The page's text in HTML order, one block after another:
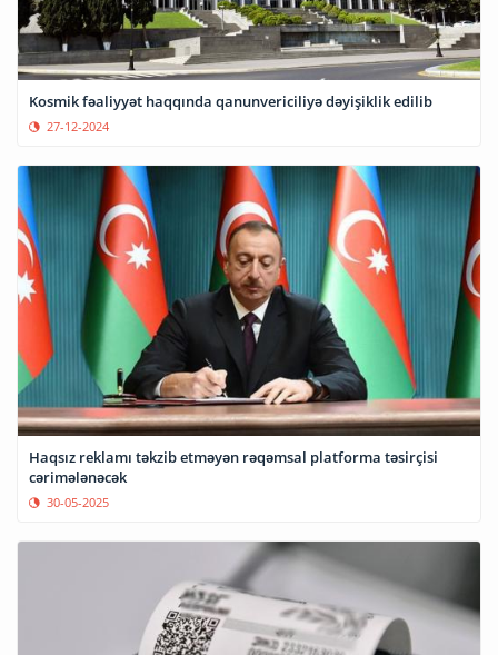
Kosmik fəaliyyət haqqında qanunvericiliyə dəyişiklik edilib
27-12-2024
Haqsız reklamı təkzib etməyən rəqəmsal platforma təsirçisi
cərimələnəcək
30-05-2025